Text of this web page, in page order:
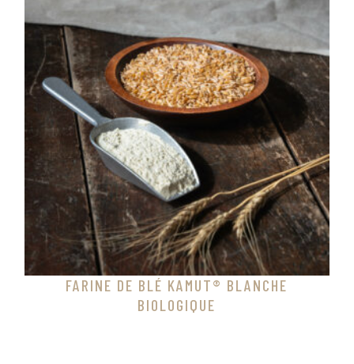
FARINE DE BLÉ KAMUT® BLANCHE
BIOLOGIQUE